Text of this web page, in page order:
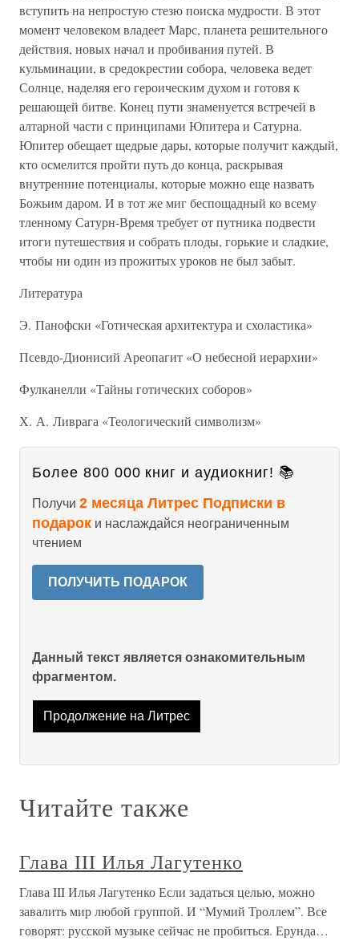
вступить на непростую стезю поиска мудрости. В этот
момент человеком владеет Марс, планета решительного
действия, новых начал и пробивания путей. В
кульминации, в средокрестии собора, человека ведет
Солнце, наделяя его героическим духом и готовя к
решающей битве. Конец пути знаменуется встречей в
алтарной части с принципами Юпитера и Сатурна.
Юпитер обещает щедрые дары, которые получит каждый,
кто осмелится пройти путь до конца, раскрывая
внутренние потенциалы, которые можно еще назвать
Божьим даром. И в тот же миг беспощадный ко всему
тленному Сатурн-Время требует от путника подвести
итоги путешествия и собрать плоды, горькие и сладкие,
чтобы ни один из прожитых уроков не был забыт.
Литература
Э. Панофски «Готическая архитектура и схоластика»
Псевдо-Дионисий Ареопагит «О небесной иерархии»
Фулканелли «Тайны готических соборов»
Х. А. Ливрага «Теологический символизм»
Более 800 000 книг и аудиокниг! 📚
Получи 2 месяца Литрес Подписки в
подарок и наслаждайся неограниченным
чтением
ПОЛУЧИТЬ ПОДАРОК
Данный текст является ознакомительным
фрагментом.
Продолжение на Литрес
Читайте также
Глава III Илья Лагутенко
Глава III Илья Лагутенко Если задаться целью, можно
завалить мир любой группой. И “Мумий Троллем”. Все
говорят: русской музыке сейчас не пробиться. Ерунда…